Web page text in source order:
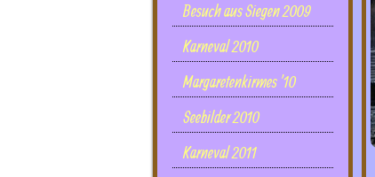
Besuch aus Siegen 2009
Karneval 2010
Margaretenkirmes '10
Seebilder 2010
Karneval 2011